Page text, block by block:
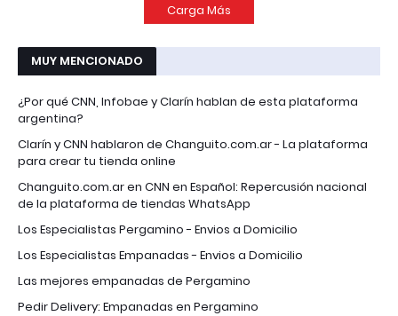
Carga Más
MUY MENCIONADO
¿Por qué CNN, Infobae y Clarín hablan de esta plataforma
argentina?
Clarín y CNN hablaron de Changuito.com.ar - La plataforma
para crear tu tienda online
Changuito.com.ar en CNN en Español: Repercusión nacional
de la plataforma de tiendas WhatsApp
Los Especialistas Pergamino - Envios a Domicilio
Los Especialistas Empanadas - Envios a Domicilio
Las mejores empanadas de Pergamino
Pedir Delivery: Empanadas en Pergamino